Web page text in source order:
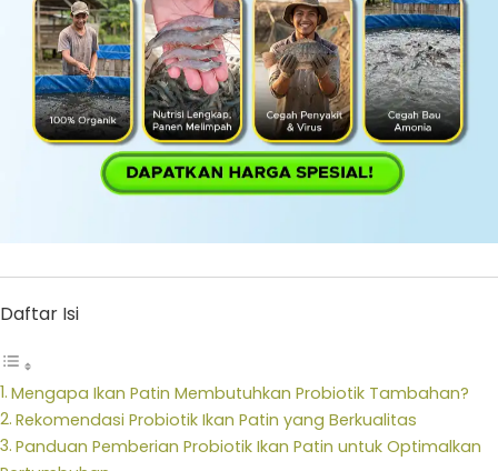
Daftar Isi
Mengapa Ikan Patin Membutuhkan Probiotik Tambahan?
Rekomendasi Probiotik Ikan Patin yang Berkualitas
Panduan Pemberian Probiotik Ikan Patin untuk Optimalkan